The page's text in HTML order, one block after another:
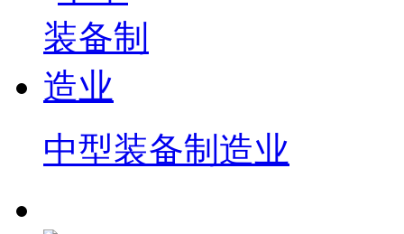
中型装备制造业